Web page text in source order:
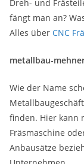
Dreh- und
fängt man an?
Alles über CNC
metallbau-
Wie der Name
finden. Hier kann
Fräsmaschine
Anbausätze